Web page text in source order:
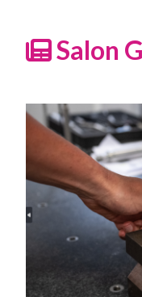
Salon